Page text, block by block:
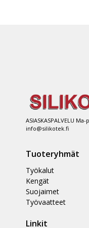
ASIASKASPALVELU
info@silikotek.fi
Tuoteryhmät
Työkalut
Kengät
Suojaimet
Työvaatteet
Linkit